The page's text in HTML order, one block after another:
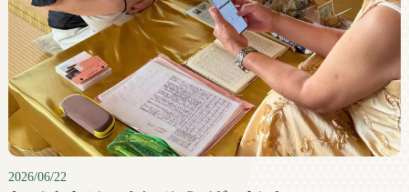
2026/06/22